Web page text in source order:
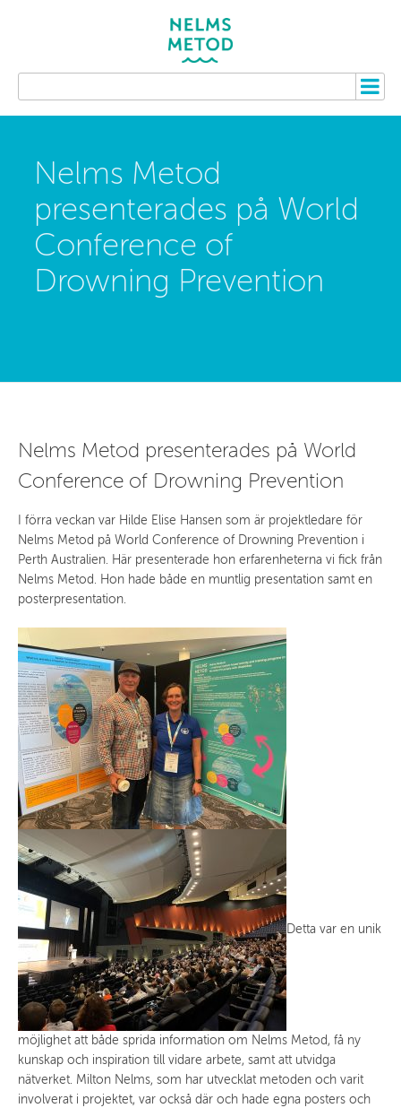
Nelms Metod
presenterades på World
Conference of
Drowning Prevention
Nelms Metod presenterades på World
Conference of Drowning Prevention
I förra veckan var Hilde Elise Hansen som är projektledare för
Nelms Metod på World Conference of Drowning Prevention i
Perth Australien. Här presenterade hon erfarenheterna vi fick från
Nelms Metod. Hon hade både en muntlig presentation samt en
posterpresentation.
Detta var en unik
möjlighet att både sprida information om Nelms Metod, få ny
kunskap och inspiration till vidare arbete, samt att utvidga
nätverket. Milton Nelms, som har utvecklat metoden och varit
involverat i projektet, var också där och hade egna posters och